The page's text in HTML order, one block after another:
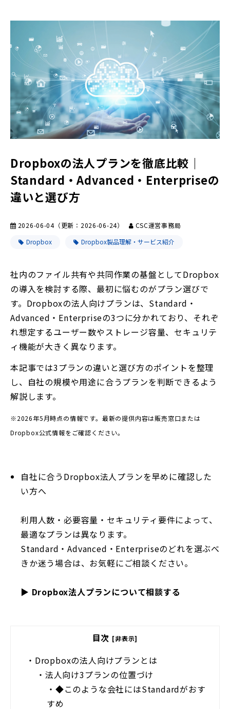
Dropboxの法人プランを徹底比較｜
Standard・Advanced・Enterpriseの
違いと選び方
2026-06-04（更新： 2026-06-24）
CSC運営事務局
Dropbox
Dropbox製品理解・サービス紹介
社内のファイル共有や共同作業の基盤としてDropbox
の導入を検討する際、最初に悩むのがプラン選びで
す。Dropboxの法人向けプランは、Standard・
Advanced・Enterpriseの3つに分かれており、それぞ
れ想定するユーザー数やストレージ容量、セキュリテ
ィ機能が大きく異なります。
本記事では3プランの違いと選び方のポイントを整理
し、自社の規模や用途に合うプランを判断できるよう
解説します。
※2026年5月時点の情報です。最新の提供内容は販売窓口または
Dropbox公式情報をご確認ください。
自社に合うDropbox法人プランを早めに確認した
い方へ
利用人数・必要容量・セキュリティ要件によって、
最適なプランは異なります。
Standard・Advanced・Enterpriseのどれを選ぶべ
きか迷う場合は、お気軽にご相談ください。
▶ Dropbox法人プランについて相談する
目次 [非表示]
・ Dropboxの法人向けプランとは
・ 法人向け3プランの位置づけ
・ ◆このような会社にはStandardがおす
すめ